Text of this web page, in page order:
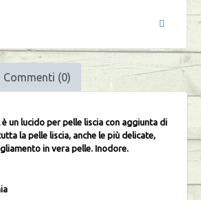
Commenti (0)
un lucido per pelle liscia con aggiunta di
la pelle liscia, anche le più delicate,
in vera pelle. Inodore.